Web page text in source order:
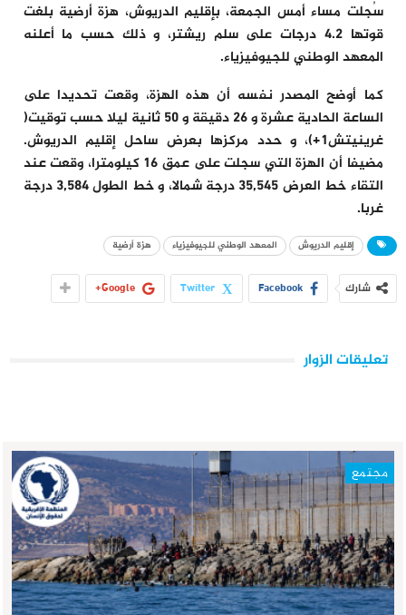
سُجلت مساء أمس الجمعة، بإقليم الدريوش، هزة أرضية بلغت
قوتها 4.2 درجات على سلم ريشتر، و ذلك حسب ما أعلنه
المعهد الوطني للجيوفيزياء.
كما أوضح المصدر نفسه أن هذه الهزة، وقعت تحديدا على
الساعة الحادية عشرة و 26 دقيقة و 50 ثانية ليلا حسب توقيت(
غرينيتش1+)، و حدد مركزها بعرض ساحل إقليم الدريوش.
مضيفا أن الهزة التي سجلت على عمق 16 كيلومترا، وقعت عند
التقاء خط العرض 35,545 درجة شمالا، و خط الطول 3,584 درجة
غربا.
إقليم الدريوش المعهد الوطني للجيوفيزياء هزة أرضية
شارك Facebook
Twitter
Google+
تعليقات الزوار
مجتمع